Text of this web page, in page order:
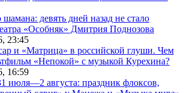
шамана: девять дней назад не стало
«Особняк» Дмитрия Поднозова
23:45
и «Матрица» в российской глуши. Чем
«Непокой» с музыкой Курехина?
16:59
июля—2 августа: праздник флоксов,